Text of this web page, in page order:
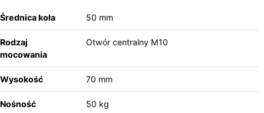
Średnica koła 50 mm
Rodzaj
mocowania
Otwór centralny M10
Wysokość 70 mm
Nośność 50 kg